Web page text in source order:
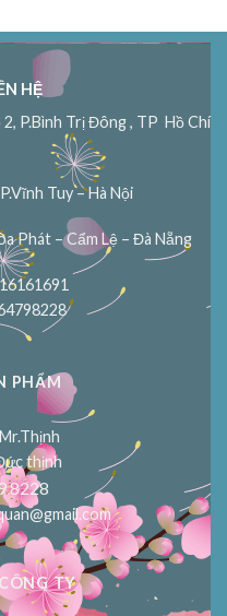
HỆ
P.Bình Trị Đông , TP Hồ Chí
Tuy – Hà Nội
Phát – Cẩm Lệ – Đà Nẵng
PHẨM
thịnh
8228
TY